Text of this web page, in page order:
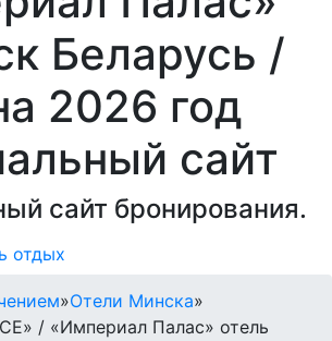
Беларусь /
2026 год
сайт
сайт бронирования.
отдых
»Отели Минска»
/ «Империал Палас» отель